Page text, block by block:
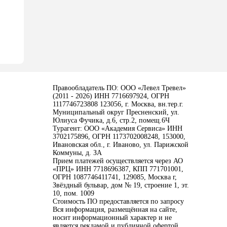
Правообладатель ПО: ООО «Левел Тревел»
(2011 - 2026) ИНН 7716697924, ОГРН
1117746723808 123056, г. Москва, вн.тер.г.
Муниципальный округ Пресненский, ул.
Юлиуса Фучика, д.6, стр.2, помещ.6Ч
Турагент: ООО «Академия Сервиса» ИНН
3702175896, ОГРН 1173702008248, 153000,
Ивановская обл., г. Иваново, ул. Парижской
Коммуны, д. ЗА
Прием платежей осуществляется через АО
«ПРЦ» ИНН 7718696387, КПП 771701001,
ОГРН 1087746411741, 129085, Москва г,
Звёздный бульвар, дом № 19, строение 1, эт.
10, пом. 1009
Стоимость ПО предоставляется по запросу
Вся информация, размещённая на сайте,
носит информационный характер и не